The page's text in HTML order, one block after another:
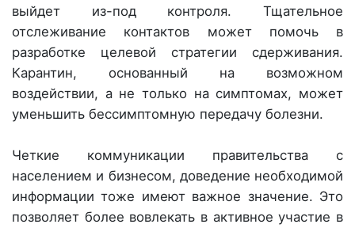
выйдет из-под контроля. Тщательное
отслеживание контактов может помочь в
разработке целевой стратегии сдерживания.
Карантин, основанный на возможном
воздействии, а не только на симптомах, может
уменьшить бессимптомную передачу болезни.
Четкие коммуникации правительства с
населением и бизнесом, доведение необходимой
информации тоже имеют важное значение. Это
позволяет более вовлекать в активное участие в